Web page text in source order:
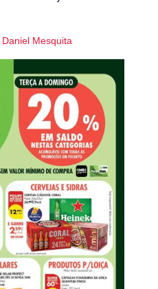
Daniel Mesquita